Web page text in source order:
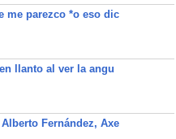
me parezco *o eso dic
llanto al ver la angu
Fernández, Axe